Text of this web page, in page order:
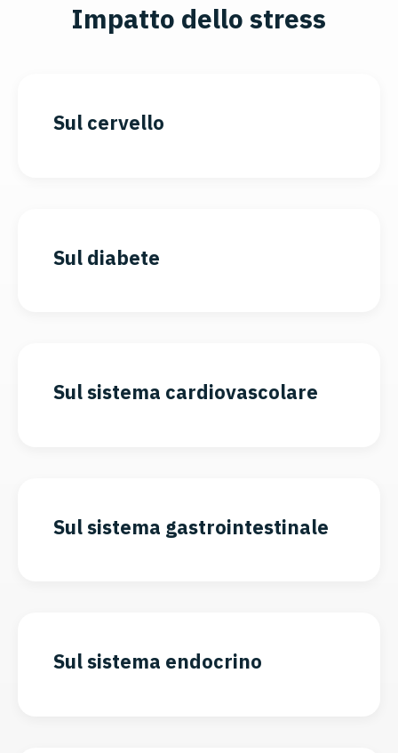
Impatto dello stress
Sul cervello
Sul diabete
Sul sistema cardiovascolare
Sul sistema gastrointestinale
Sul sistema endocrino